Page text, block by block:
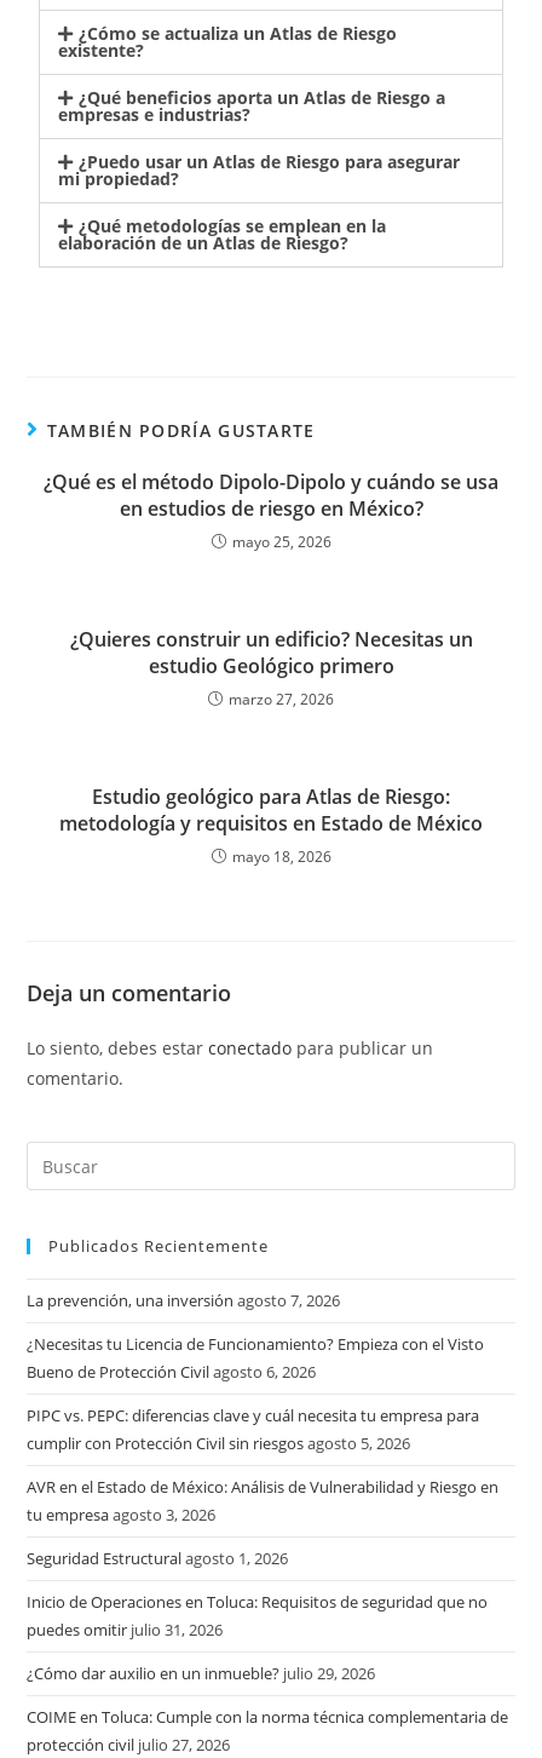
¿Cómo se actualiza un Atlas de Riesgo
existente?
¿Qué beneficios aporta un Atlas de Riesgo a
empresas e industrias?
¿Puedo usar un Atlas de Riesgo para asegurar
mi propiedad?
¿Qué metodologías se emplean en la
elaboración de un Atlas de Riesgo?
TAMBIÉN PODRÍA GUSTARTE
¿Qué es el método Dipolo-Dipolo y cuándo se usa
en estudios de riesgo en México?
mayo 25, 2026
¿Quieres construir un edificio? Necesitas un
estudio Geológico primero
marzo 27, 2026
Estudio geológico para Atlas de Riesgo:
metodología y requisitos en Estado de México
mayo 18, 2026
Deja un comentario
Lo siento, debes estarconectado para publicar un
comentario.
Publicados Recientemente
La prevención, una inversión agosto 7, 2026
¿Necesitas tu Licencia de Funcionamiento? Empieza con el Visto
Bueno de Protección Civilagosto 6, 2026
PIPC vs. PEPC: diferencias clave y cuál necesita tu empresa para
cumplir con Protección Civil sin riesgosagosto 5, 2026
AVR en el Estado de México: Análisis de Vulnerabilidad y Riesgo en
tu empresaagosto 3, 2026
Seguridad Estructuralagosto 1, 2026
Inicio de Operaciones en Toluca: Requisitos de seguridad que no
puedes omitir julio 31, 2026
¿Cómo dar auxilio en un inmueble? julio 29, 2026
COIME en Toluca: Cumple con la norma técnica complementaria de
protección civil julio 27, 2026